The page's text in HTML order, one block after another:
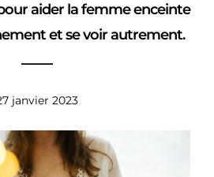
aider la femme enceinte
et se voir autrement.
janvier 2023